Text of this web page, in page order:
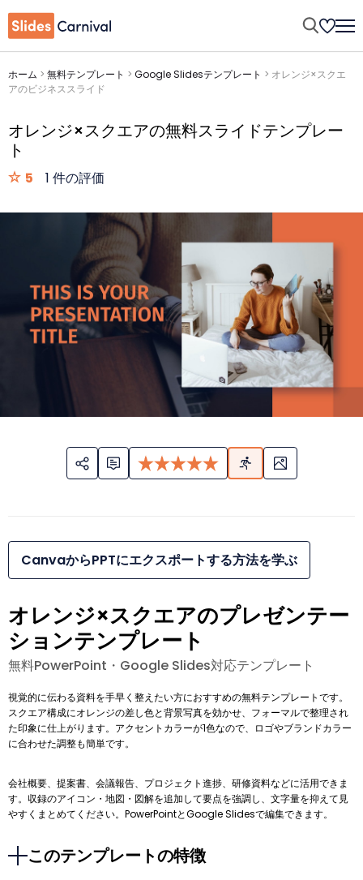
ホーム > 無料テンプレート > Google Slidesテンプレート > オレンジ×スクエ
アのビジネススライド
オレンジ×スクエアの無料スライドテンプレー
ト
5 1 件の評価
CanvaからPPTにエクスポートする方法を学ぶ
オレンジ×スクエアのプレゼンテー
ションテンプレート
無料PowerPoint・Google Slides対応テンプレート
視覚的に伝わる資料を手早く整えたい方におすすめの無料テンプレートです。
スクエア構成にオレンジの差し色と背景写真を効かせ、フォーマルで整理され
た印象に仕上がります。アクセントカラーが1色なので、ロゴやブランドカラー
に合わせた調整も簡単です。
会社概要、提案書、会議報告、プロジェクト進捗、研修資料などに活用できま
す。収録のアイコン・地図・図解を追加して要点を強調し、文字量を抑えて見
やすくまとめてください。PowerPointとGoogle Slidesで編集できます。
このテンプレートの特徴